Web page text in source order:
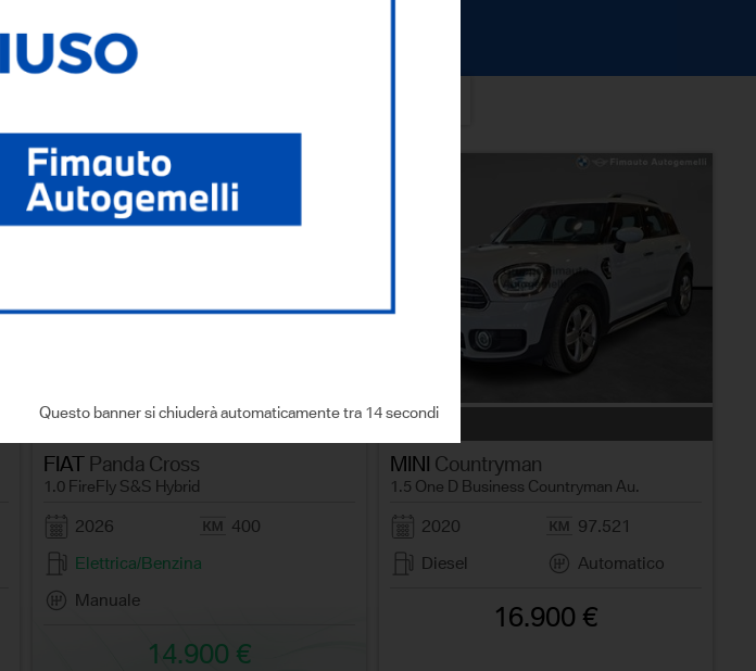
Questo banner si chiuderà automaticamente tra 13 secondi
Ricerca avanzata
usato
FIAT Panda Cross
1.0 FireFly S&S Hybrid
2026
400
Elettrica/Benzina
Manuale
14.900 €
usato
MINI Countryman
1.5 One D Business Countryman Au.
2020
97.521
Diesel
Automatico
16.900 €